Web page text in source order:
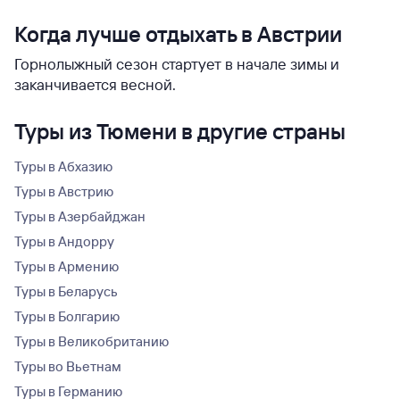
Когда лучше отдыхать в Австрии
Горнолыжный сезон стартует в начале зимы и
заканчивается весной.
Туры из Тюмени в другие страны
Туры в Абхазию
Туры в Австрию
Туры в Азербайджан
Туры в Андорру
Туры в Армению
Туры в Беларусь
Туры в Болгарию
Туры в Великобританию
Туры во Вьетнам
Туры в Германию